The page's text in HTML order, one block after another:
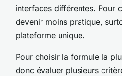
interfaces différentes. Pour
devenir moins pratique,
plateforme unique.
Pour choisir la formule la
donc évaluer plusieurs